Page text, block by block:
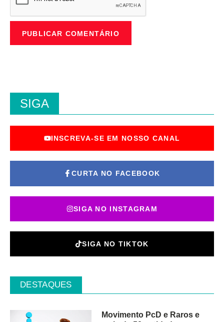
SIGA
INSCREVA-SE EM NOSSO CANAL
CURTA NO FACEBOOK
SIGA NO INSTAGRAM
SIGA NO TIKTOK
DESTAQUES
Movimento PcD e Raros e